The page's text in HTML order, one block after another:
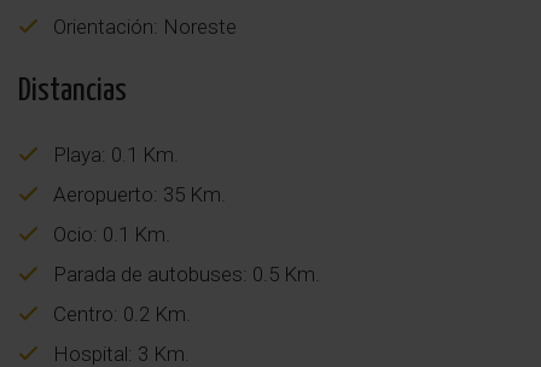
Orientación: Noreste
Distancias
Playa: 0.1 Km.
Aeropuerto: 35 Km.
Ocio: 0.1 Km.
Parada de autobuses: 0.5 Km.
Centro: 0.2 Km.
Hospital: 3 Km.